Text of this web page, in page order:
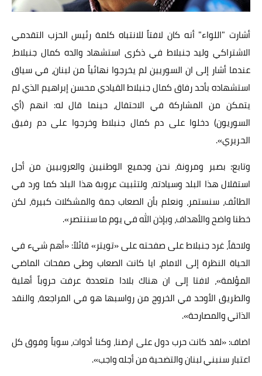
أشارت "اللواء" أنه كان لافتاً للانتباه كلمة رئيس الحزب التقدمي
الاشتراكي وليد جنبلاط في ذكرى استشهاد والده كمال جنبلاط،
عندما أشار إلى ان السوريين لم يخرجوا نهائياً من لبنان، في سياق
استشهاده بأحد رفاق كمال جنبلاط القيادي محسن إبراهيم الذي لم
يتمكن من المشاركة في الاحتفال، حينما قال له: انهم (أي
السوريون) دخلوا على دم كمال جنبلاط وخرجوا على دم رفيق
الحريري».
وتابع: بصبر ومرونة، نحن وجميع الوطنيين والعروبيين من أجل
استقلال هذا البلد وسيادته، ولتثبيت عروبة هذا البلد كما ورد في
الطائف، سنستمر، ونعلم بأن الصعاب جمة والمشكلات كبيرة، لكن
خطنا واضح والأهداف، وبإذن الله في يوم ما سننتصر».
ولاحقاً، غرد جنبلاط على صفحته على «تويتر» قائلاً: «أهم شيء في
الحياة النظرة إلى الامام، ايا كانت الصعاب وطي صفحات الماضي
المؤلمة»، لافتا إلى ان هناك بلادا متعددة عرفت حروباً أهلية
والطريق الأوحد في الخروج من رواسبها هو في المراجعة، والنقد
الذاتي والمصارحة».
اضاف: «لقد كانت حرب دول على ارضنا، وكنا أدوات، سوياً وفوق كل
اعتبار سنبني لبنان والتضحية من أجله واجب».